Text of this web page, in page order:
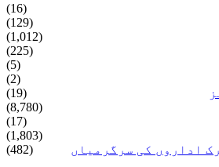
(16)
(129)
(1,012)
(225)
(5)
(2)
(19)
(8,780)
(17)
(1,803)
اداروں کی سرگرمیاں
(482)